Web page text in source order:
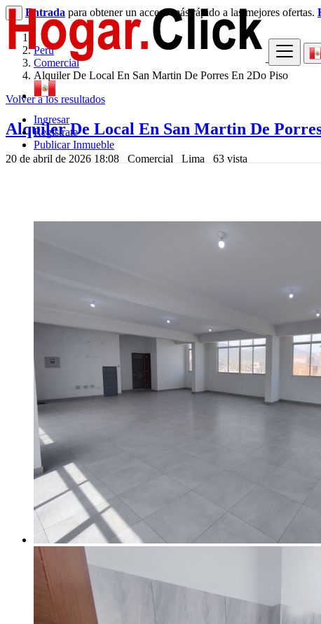
Ingresar
Regístrate
Publicar Inmueble
× Entrada para obtener un acceso más rápido a las mejores ofertas.
Perú
Comercial
Alquiler De Local En San Martin De Porres En 2Do Piso
Volver a los resultados
Alquiler De Local En San Martin De
20 de abril de 2026 18:08 Comercial Lima 63 vista